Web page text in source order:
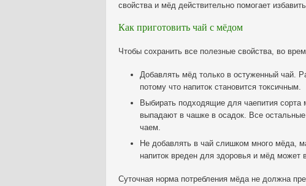
свойства и мёд действительно помогает
Как приготовить чай с мёдом
Чтобы сохранить все полезные свойства, во
Добавлять мёд только в остуженный чай.
потому что напиток становится токсичным.
Выбирать подходящие для чаепития сорта
выпадают в чашке в осадок. Все
чаем.
Не добавлять в чай слишком много мёда,
напиток вреден для здоровья и мёд может
Суточная норма потребления мёда не должна